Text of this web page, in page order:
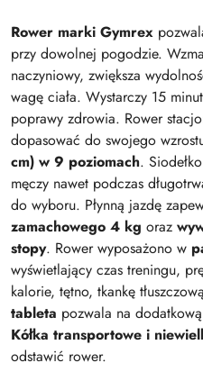
Rower marki Gymrex
przy dowolnej pogodzie.
naczyniowy, zwiększa
wagę ciała. Wystarczy 15
poprawy zdrowia. Rower
dopasować do swojego
cm) w 9 poziomach.
męczy nawet podczas
do wyboru. Płynną jazdę
zamachowego 4 kg oraz
stopy. Rower wyposażono w
wyświetlający czas treningu,
kalorie, tętno, tkankę
tableta pozwala na
Kółka transportowe i
odstawić rower.